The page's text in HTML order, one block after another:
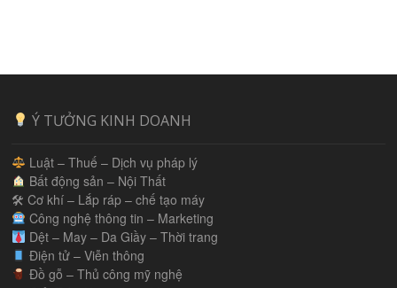
Ý TƯỞNG KINH DOANH
Luật – Thuế – Dịch vụ pháp lý
Bất động sản – Nội Thất
🛠 Cơ khí – Lắp ráp – chế tạo máy
Công nghệ thông tin – Marketing
Dệt – May – Da Giầy – Thời trang
Điện tử – Viễn thông
Đồ gỗ – Thủ công mỹ nghệ